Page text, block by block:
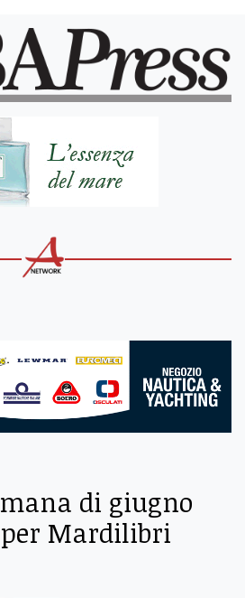
di giugno
Mardilibri